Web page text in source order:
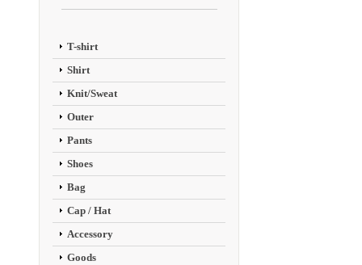
T-shirt
Shirt
Knit/Sweat
Outer
Pants
Shoes
Bag
Cap / Hat
Accessory
Goods